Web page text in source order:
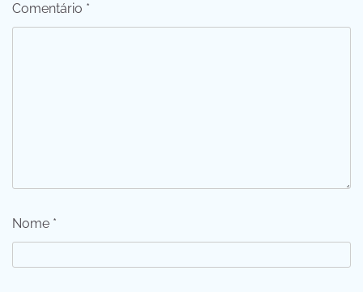
Comentário *
Nome *